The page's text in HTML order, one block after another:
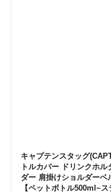
キャプテンスタッグ
トルカバー ドリンクホ
ダー 肩掛けショルダーベ
【ペットボトル500ml~